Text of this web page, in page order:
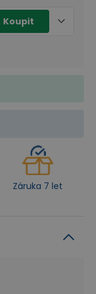
Koupit
Záruka 7 let